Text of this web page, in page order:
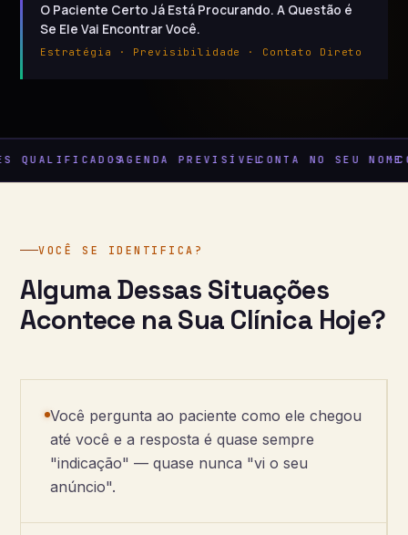
O Paciente Certo Já Está Procurando. A Questão é
Se Ele Vai Encontrar Você.
Estratégia · Previsibilidade · Contato Direto
QUALIFICADOSAGENDA PREVISÍVELCONTA NO SEU NOME
VOCÊ SE IDENTIFICA?
Alguma Dessas Situações
Acontece na Sua Clínica Hoje?
Você pergunta ao paciente como ele chegou
até você e a resposta é quase sempre
"indicação" — quase nunca "vi o seu
anúncio".